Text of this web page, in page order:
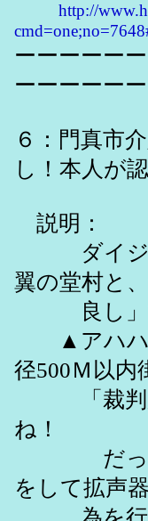
http://
ーーーーー
ーーーーー
６：門真市
し！本人が
説明：
ダイジェ
翼の堂村と
良し」で
▲アハハ、
径500Ｍ以内
「裁判所
ね！
だって、
をして拡声